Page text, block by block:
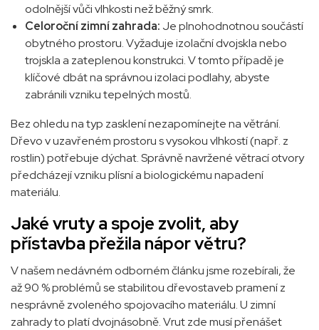
odolnější vůči vlhkosti než běžný smrk.
Celoroční zimní zahrada: Je plnohodnotnou součástí
obytného prostoru. Vyžaduje izolační dvojskla nebo
trojskla a zateplenou konstrukci. V tomto případě je
klíčové dbát na správnou izolaci podlahy, abyste
zabránili vzniku tepelných mostů.
Bez ohledu na typ zasklení nezapomínejte na větrání.
Dřevo v uzavřeném prostoru s vysokou vlhkostí (např. z
rostlin) potřebuje dýchat. Správně navržené větrací otvory
předcházejí vzniku plísní a biologickému napadení
materiálu.
Jaké vruty a spoje zvolit, aby
přístavba přežila nápor větru?
V našem nedávném odborném článku jsme rozebírali, že
až 90 % problémů se stabilitou dřevostaveb pramení z
nesprávně zvoleného spojovacího materiálu. U zimní
zahrady to platí dvojnásobně. Vrut zde musí přenášet